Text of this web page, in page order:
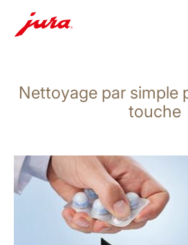
contenu
Nettoyage par simple
touche